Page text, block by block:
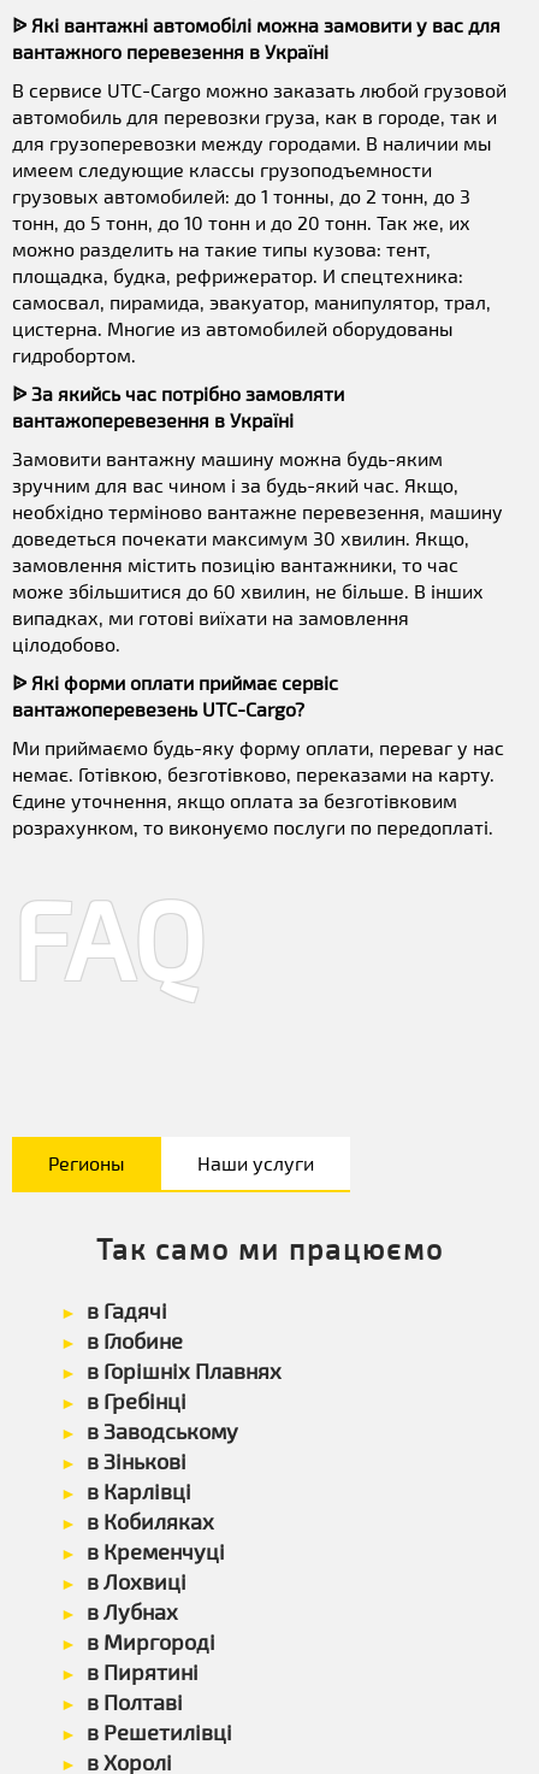
ᐉ Які вантажні автомобілі можна замовити у вас для
вантажного перевезення в Україні
В сервисе UTC-Cargo можно заказать любой грузовой
автомобиль для перевозки груза, как в городе, так и
для грузоперевозки между городами. В наличии мы
имеем следующие классы грузоподъемности
грузовых автомобилей: до 1 тонны, до 2 тонн, до 3
тонн, до 5 тонн, до 10 тонн и до 20 тонн. Так же, их
можно разделить на такие типы кузова: тент,
площадка, будка, рефрижератор. И спецтехника:
самосвал, пирамида, эвакуатор, манипулятор, трал,
цистерна. Многие из автомобилей оборудованы
гидробортом.
ᐉ За якийсь час потрібно замовляти
вантажоперевезення в Україні
Замовити вантажну машину можна будь-яким
зручним для вас чином і за будь-який час. Якщо,
необхідно терміново вантажне перевезення, машину
доведеться почекати максимум 30 хвилин. Якщо,
замовлення містить позицію вантажники, то час
може збільшитися до 60 хвилин, не більше. В інших
випадках, ми готові виїхати на замовлення
цілодобово.
ᐉ Які форми оплати приймає сервіс
вантажоперевезень UTC-Cargo?
Ми приймаємо будь-яку форму оплати, переваг у нас
немає. Готівкою, безготівково, переказами на карту.
Єдине уточнення, якщо оплата за безготівковим
розрахунком, то виконуємо послуги по передоплаті.
FAQ
Регионы Наши услуги
Так само ми працюємо
в Гадячі
в Глобине
в Горішніх Плавнях
в Гребінці
в Заводському
в Зінькові
в Карлівці
в Кобиляках
в Кременчуці
в Лохвиці
в Лубнах
в Миргороді
в Пирятині
в Полтаві
в Решетилівці
в Хоролі